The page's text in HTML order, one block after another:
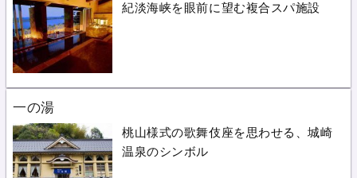
紀淡海峡を眼前に望む複合スパ施設
一の湯
桃山様式の歌舞伎座を思わせる、城崎
温泉のシンボル